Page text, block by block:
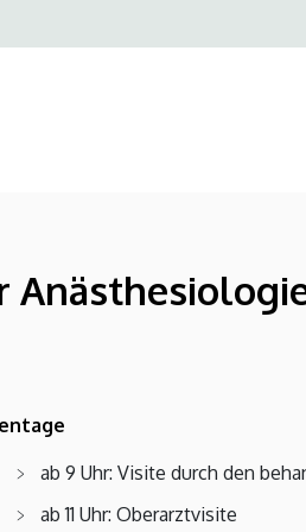
Felső
ab 9 Uhr: Visite durch den
ab 11 Uhr: Oberarztvisite